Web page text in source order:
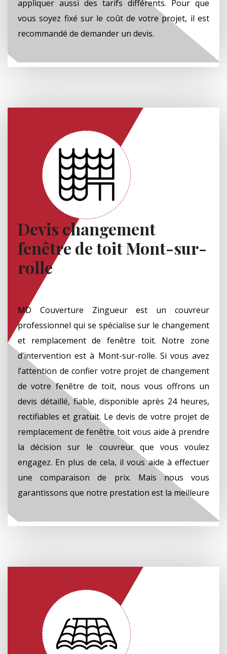
appliquer aussi des tarifs différents. Pour que
vous soyez fixé sur le coût de votre projet, il est
recommandé de demander un devis.
Devis changement
fenêtre de toit Mont-sur-
rolle
MD Couverture Zingueur est un couvreur
professionnel qui se spécialise sur le changement
et remplacement de fenêtre toit. Notre zone
d’intervention est à Mont-sur-rolle. Si vous avez
l’attention de confier votre projet de changement
de votre fenêtre de toit, nous vous offrons un
devis détaillé, fiable, disponible après 24 heures,
rectifiables et gratuit. Le devis de votre projet de
remplacement de fenêtre toit vous aide à prendre
la décision sur le couvreur que vous voulez
engagez. En plus de cela, il vous aide à effectuer
une comparaison de prix. Mais nous vous
garantissons que notre prestation est la meilleure